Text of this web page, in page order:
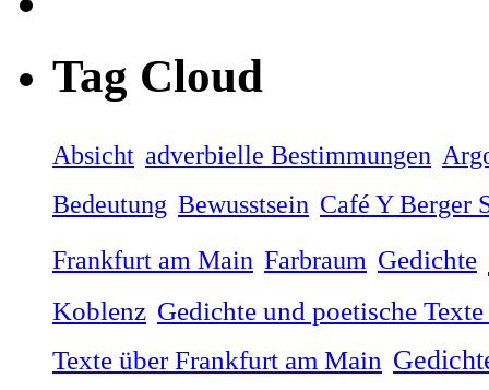
Tag Cloud
Absicht adverbielle Bestimmungen
Bedeutung Bewusstsein Café Y Berger
Frankfurt am Main Farbraum Gedichte
Koblenz Gedichte und poetische
Texte über Frankfurt am Main